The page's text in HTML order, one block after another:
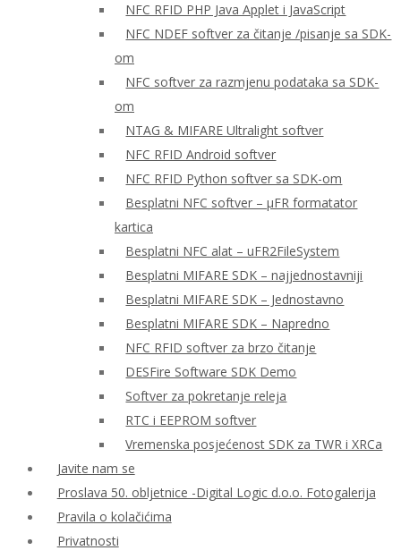
NFC RFID PHP Java Applet i JavaScript
NFC NDEF softver za čitanje /pisanje sa SDK-
om
NFC softver za razmjenu podataka sa SDK-
om
NTAG & MIFARE Ultralight softver
NFC RFID Android softver
NFC RFID Python softver sa SDK-om
Besplatni NFC softver – μFR formatator
kartica
Besplatni NFC alat – uFR2FileSystem
Besplatni MIFARE SDK – najjednostavniji
Besplatni MIFARE SDK – Jednostavno
Besplatni MIFARE SDK – Napredno
NFC RFID softver za brzo čitanje
DESFire Software SDK Demo
Softver za pokretanje releja
RTC i EEPROM softver
Vremenska posjećenost SDK za TWR i XRCa
Javite nam se
Proslava 50. obljetnice -Digital Logic d.o.o. Fotogalerija
Pravila o kolačićima
Privatnosti